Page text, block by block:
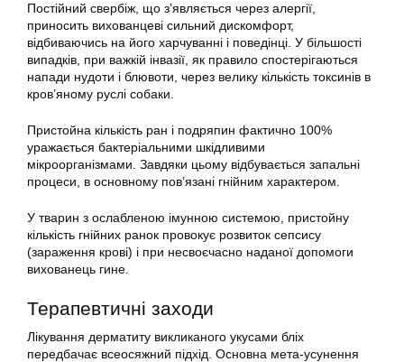
Постійний свербіж, що з’являється через алергії,
приносить вихованцеві сильний дискомфорт,
відбиваючись на його харчуванні і поведінці. У більшості
випадків, при важкій інвазії, як правило спостерігаються
напади нудоти і блювоти, через велику кількість токсинів в
кров’яному руслі собаки.
Пристойна кількість ран і подряпин фактично 100%
уражається бактеріальними шкідливими
мікроорганізмами. Завдяки цьому відбувається запальні
процеси, в основному пов’язані гнійним характером.
У тварин з ослабленою імунною системою, пристойну
кількість гнійних ранок провокує розвиток сепсису
(зараження крові) і при несвоєчасно наданої допомоги
вихованець гине.
Терапевтичні заходи
Лікування дерматиту викликаного укусами бліх
передбачає всеосяжний підхід. Основна мета-усунення